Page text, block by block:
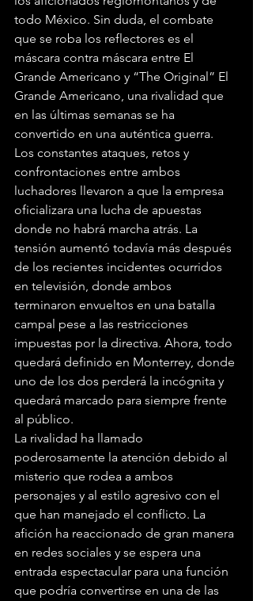
todo México. Sin duda, el combate
que se roba los reflectores es el
máscara contra máscara entre El
Grande Americano y “The Original” El
Grande Americano, una rivalidad que
en las últimas semanas se ha
convertido en una auténtica guerra.
Los constantes ataques, retos y
confrontaciones entre ambos
luchadores llevaron a que la empresa
oficializara una lucha de apuestas
donde no habrá marcha atrás. La
tensión aumentó todavía más después
de los recientes incidentes ocurridos
en televisión, donde ambos
terminaron envueltos en una batalla
campal pese a las restricciones
impuestas por la directiva. Ahora, todo
quedará definido en Monterrey, donde
uno de los dos perderá la incógnita y
quedará marcado para siempre frente
al público.
La rivalidad ha llamado
poderosamente la atención debido al
misterio que rodea a ambos
personajes y al estilo agresivo con el
que han manejado el conflicto. La
afición ha reaccionado de gran manera
en redes sociales y se espera una
entrada espectacular para una función
que podría convertirse en una de las